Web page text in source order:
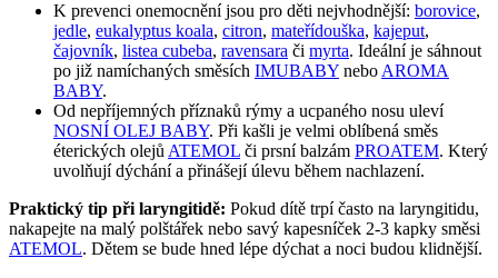
K prevenci onemocnění jsou pro děti nejvhodnější: borovice,
jedle, eukalyptus koala, citron, mateřídouška, kajeput,
čajovník, listea cubeba, ravensara či myrta. Ideální je sáhnout
po již namíchaných směsích IMUBABY neboAROMA
BABY.
Od nepříjemných příznaků rýmy a ucpaného nosu uleví
NOSNÍ OLEJ BABY. Při kašli je velmi oblíbená směs
éterických olejůATEMOL či prsní balzám PROATEM. Který
uvolňují dýchání a přinášejí úlevu během nachlazení.
Praktický tip při laryngitidě: Pokud dítě trpí často na laryngitidu,
nakapejte na malý polštářek nebo savý kapesníček 2-3 kapky směsi
ATEMOL. Dětem se bude hned lépe dýchat a noci budou klidnější.